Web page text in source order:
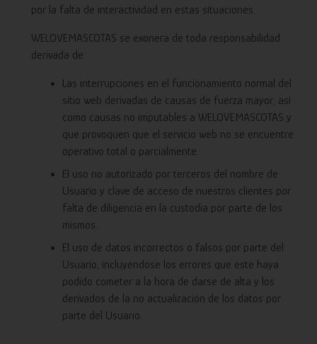
por la falta de interactividad en estas situaciones.
WELOVEMASCOTAS se exonera de toda responsabilidad
derivada de:
Las interrupciones en el funcionamiento normal del
sitio web derivadas de causas de fuerza mayor, así
como causas no imputables a WELOVEMASCOTAS y
que provoquen que el servicio web no se encuentre
operativo total o parcialmente.
El uso no autorizado por terceros del nombre de
Usuario y clave de acceso de nuestros clientes por
falta de diligencia en la custodia por parte de los
mismos.
El uso de datos incorrectos o falsos por parte del
Usuario, incluyéndose los errores que este haya
podido cometer a la hora de darse de alta y los
derivados de la no actualización de los datos por
parte del Usuario.